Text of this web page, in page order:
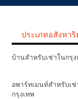
ประเภทอสังหา
บ้านสำหรับเช่าในกรุง
อพาร์ทเมนท์สำหรับเ
กรุงเทพ